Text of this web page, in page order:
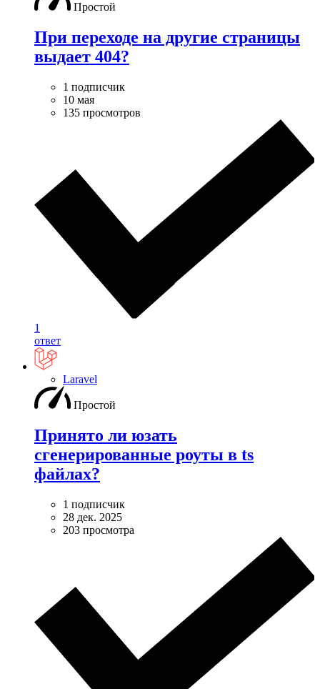
Простой
При переходе на другие страницы
выдает 404?
1 подписчик
10 мая
135 просмотров
1
ответ
Laravel
Простой
Принято ли юзать
сгенерированные роуты в ts
файлах?
1 подписчик
28 дек. 2025
203 просмотра